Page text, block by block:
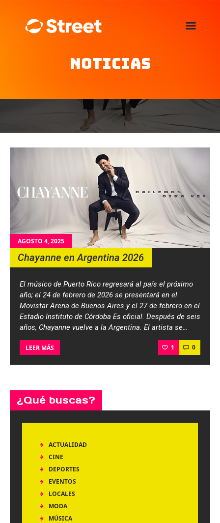
Noticias
La Street FM 101.5
Noticias
Publicitá
Familia de auspiciantes
AGOSTO 4, 2025
Chayanne en Argentina 2026
El músico de Puerto Rico regresará al país el próximo
año; el 24 de febrero de 2026 se presentará en el
Movistar Arena de Buenos Aires y el 27 de febrero en el
Estadio Instituto de Córdoba Es oficial. Después de seis
años, Chayanne vuelve a la Argentina. El artista se…
LEER MÁS 1 0
¿Qué buscas?
ACTUALIDAD
CINE
DEPORTES
EVENTOS
LOCALES
MODA
MÚSICA